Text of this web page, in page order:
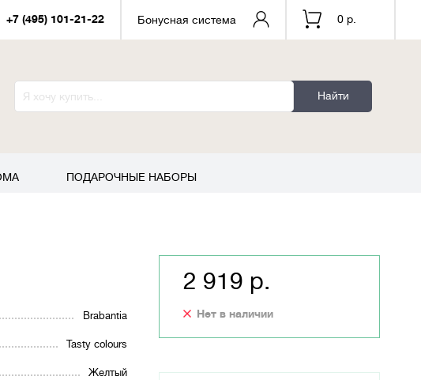
+7 (495) 101-21-22 Бонусная система 0 р.
Найти
ПОДАРОЧНЫЕ НАБОРЫ
Brabantia
Tasty colours
Желтый
2 919 р.
Нет в наличии